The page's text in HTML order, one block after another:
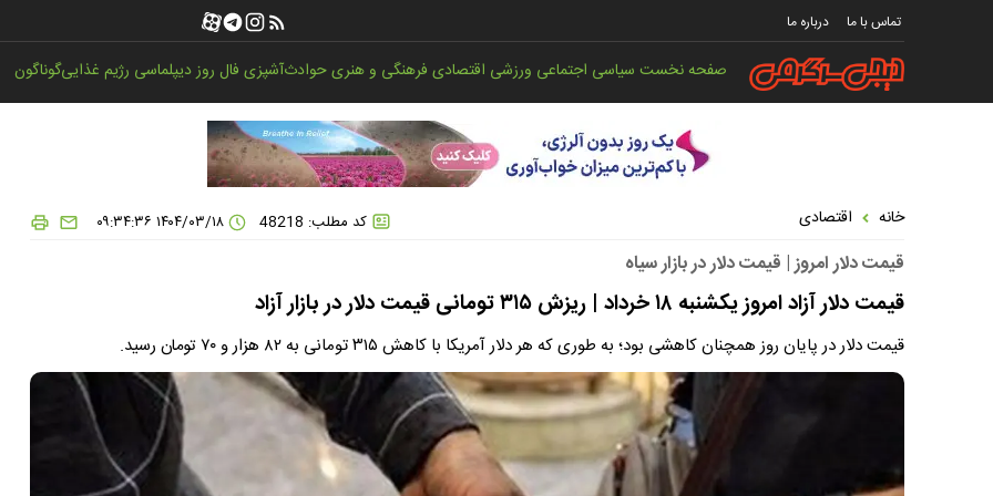
تماس با ما درباره ما
صفحه نخستسیاسی اجتماعی ورزشی اقتصادیفرهنگی و هنریحوادثآشپزیفال روزدیپلماسی رژیم غذاییگوناگون
خانه اقتصادی کد مطلب: 48218 ۱۴۰۴/۰۳/۱۸ ۰۹:۳۴:۳۶
قیمت دلار امروز | قیمت دلار در بازار سیاه
قیمت دلار آزاد امروز یکشنبه ۱۸ خرداد | ریزش ۳۱۵ تومانی قیمت دلار در بازار آزاد
قیمت‌ دلار در پایان روز همچنان کاهشی بود؛ به طوری که هر دلار آمریکا با کاهش ۳۱۵ تومانی به ۸۲ هزار و ۷۰ تومان رسید.